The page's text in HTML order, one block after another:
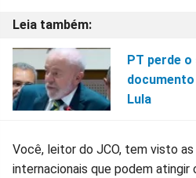
PT perde
Lula
Você, leitor do JCO, tem visto
internacionais que podem atingir